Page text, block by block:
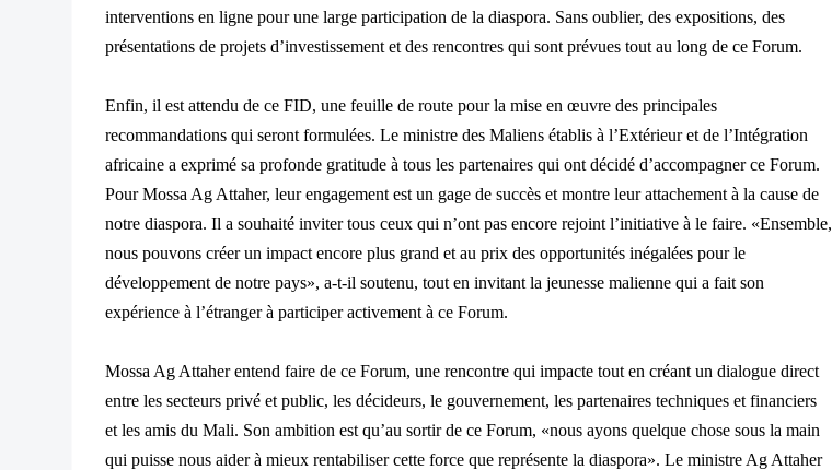
interventions en ligne pour une large participation de la diaspora. Sans oublier, des expositions, des
présentations de projets d’investissement et des rencontres qui sont prévues tout au long de ce Forum.
Enfin, il est attendu de ce FID, une feuille de route pour la mise en œuvre des principales
recommandations qui seront formulées. Le ministre des Maliens établis à l’Extérieur et de l’Intégration
africaine a exprimé sa profonde gratitude à tous les partenaires qui ont décidé d’accompagner ce Forum.
Pour Mossa Ag Attaher, leur engagement est un gage de succès et montre leur attachement à la cause de
notre diaspora. Il a souhaité inviter tous ceux qui n’ont pas encore rejoint l’initiative à le faire. «Ensemble,
nous pouvons créer un impact encore plus grand et au prix des opportunités inégalées pour le
développement de notre pays», a-t-il soutenu, tout en invitant la jeunesse malienne qui a fait son
expérience à l’étranger à participer activement à ce Forum.
Mossa Ag Attaher entend faire de ce Forum, une rencontre qui impacte tout en créant un dialogue direct
entre les secteurs privé et public, les décideurs, le gouvernement, les partenaires techniques et financiers
et les amis du Mali. Son ambition est qu’au sortir de ce Forum, «nous ayons quelque chose sous la main
qui puisse nous aider à mieux rentabiliser cette force que représente la diaspora». Le ministre Ag Attaher